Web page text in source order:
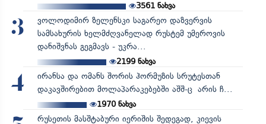
3561ნახვა
3
ვოლოდიმირ ზელენსკი საგარეო დაზვერვის
სამსახურის ხელმძღვანელად რუსტემ უმეროვის
დანიშვნას გეგმავს - უკრა...
2199ნახვა
4
ირანსა და ომანს შორის ჰორმუზის სრუტესთან
დაკავშირებით მოლაპარაკებებში აშშ-ც არის ჩ...
1970ნახვა
რუსეთის მასშტაბური იერიშის შედეგად, კიევის